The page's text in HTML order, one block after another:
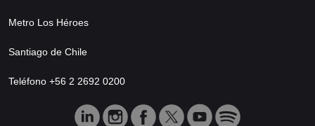
Metro Los Héroes
Santiago de Chile
Teléfono +56 2 2692 0200